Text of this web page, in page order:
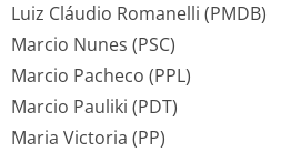
Luiz Cláudio Romanelli (PMDB)
Marcio Nunes (PSC)
Marcio Pacheco (PPL)
Marcio Pauliki (PDT)
Maria Victoria (PP)